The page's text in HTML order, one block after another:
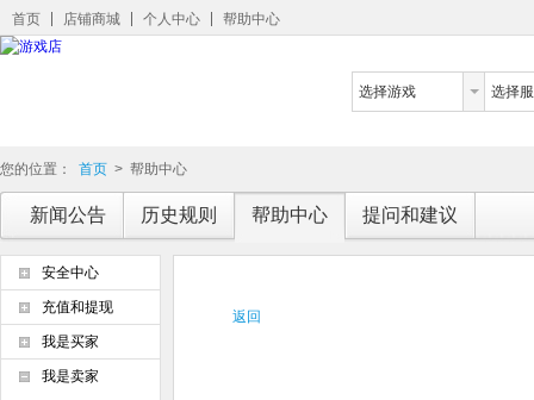
首页 店铺商城 个人中心 帮助中心
选择游戏 选择
您的位置： 首页 > 帮助中心
新闻公告 历史规则 帮助中心 提问和建议
返回
安全中心
充值和提现
我是买家
我是卖家